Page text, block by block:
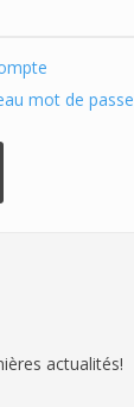
mot de passe
actualités!